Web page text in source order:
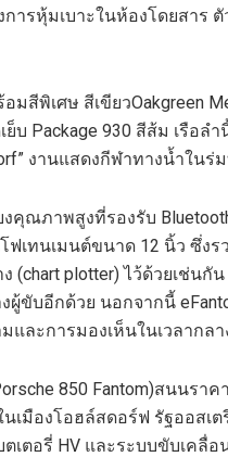
การหุ้มเบาะในห้องโดยสาร ตั
อมสีพิเศษ สีเขียวOakgreen
ย็บ Package 930 สีส้ม เรือลำ
” งานแสดงกีฬาทางน้ำในร่
งคุณภาพสูงที่รองรับ
ฟเทนเมนต์ขนาด 12 นิ้ว ซึ่ง
(chart plotter)ไว้ด้วยเช่นกัน
ผู้ขับอีกด้วย นอกจากนี้
และการมองเห็นในเวลากล
850 Fantom)สนนราคา
นเมืองโอฮล์สดอร์ฟ รัฐออสเ
เตอรี่ HV และระบบขับเคลื่